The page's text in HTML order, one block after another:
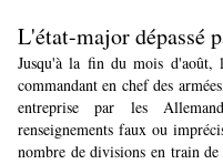
L'état-major dépassé
Jusqu'à la fin du mois d'août,
commandant en chef des
entreprise par les
renseignements faux ou
nombre de divisions en train